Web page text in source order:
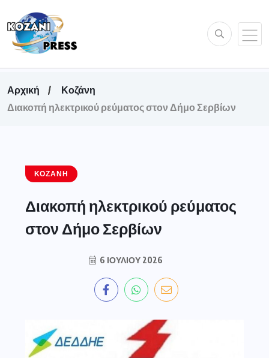
Αρχική
Κοζάνη
Διακοπή ηλεκτρικού ρεύματος στον Δήμο Σερβίων
ΚΟΖΆΝΗ
Διακοπή ηλεκτρικού ρεύματος
στον Δήμο Σερβίων
6 ΙΟΥΛΊΟΥ 2026